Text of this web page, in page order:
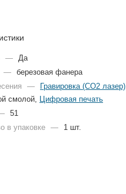
—
Да
— березовая фанера
— Гравировка (CO2 лазер)
смолой,
Цифровая печать
51
в упаковке — 1 шт.